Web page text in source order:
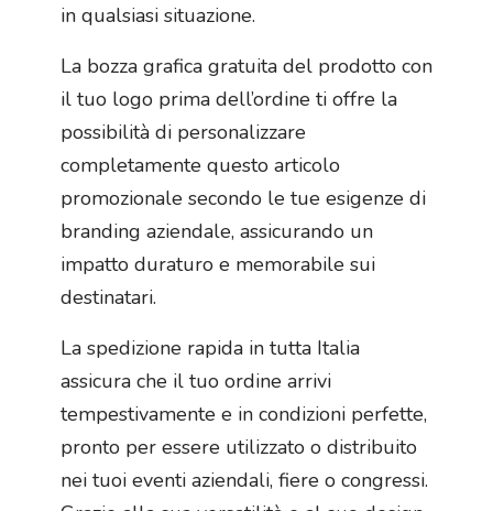
in qualsiasi situazione.
La bozza grafica gratuita del prodotto con
il tuo logo prima dell’ordine ti offre la
possibilità di personalizzare
completamente questo articolo
promozionale secondo le tue esigenze di
branding aziendale, assicurando un
impatto duraturo e memorabile sui
destinatari.
La spedizione rapida in tutta Italia
assicura che il tuo ordine arrivi
tempestivamente e in condizioni perfette,
pronto per essere utilizzato o distribuito
nei tuoi eventi aziendali, fiere o congressi.